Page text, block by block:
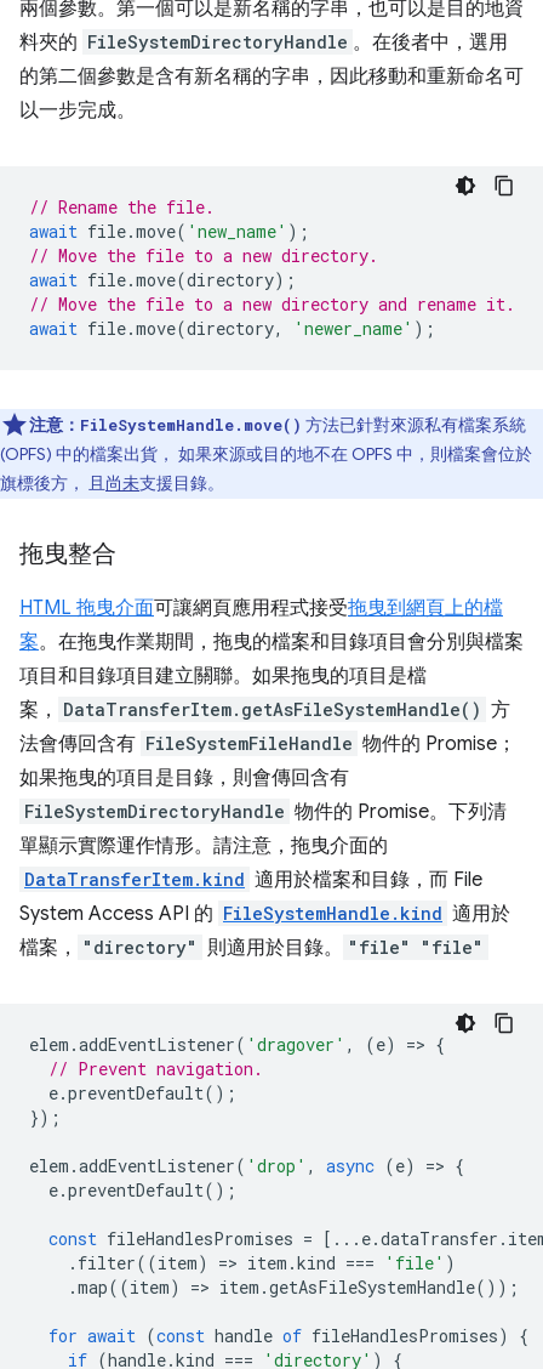
兩個參數。第一個可以是新名稱的字串，也可以是目的地資
料夾的 FileSystemDirectoryHandle 。在後者中，選用
的第二個參數是含有新名稱的字串，因此移動和重新命名可
以一步完成。
// Rename the file.
await file.move( 'new_name' );
// Move the file to a new directory.
await file.move(directory);
// Move the file to a new directory and rename it.
await file.move(directory, 'newer_name' );
注意： FileSystemHandle.move() 方法已針對來源私有檔案系統
(OPFS) 中的檔案出貨， 如果來源或目的地不在 OPFS 中，則檔案會位於
旗標後方， 且 尚未支援目錄。
拖曳整合
HTML 拖曳介面可讓網頁應用程式接受拖曳到網頁上的檔
案。在拖曳作業期間，拖曳的檔案和目錄項目會分別與檔案
項目和目錄項目建立關聯。如果拖曳的項目是檔
案，
DataTransferItem.getAsFileSystemHandle() 方
法會傳回含有 FileSystemFileHandle 物件的 Promise；
如果拖曳的項目是目錄，則會傳回含有
FileSystemDirectoryHandle 物件的 Promise。下列清
單顯示實際運作情形。請注意，拖曳介面的
DataTransferItem.kind 適用於檔案和目錄，而 File
System Access API 的 FileSystemHandle.kind 適用於
檔案，
"directory" 則適用於目錄。 "file" "file"
elem .addEventListener( 'dragover' , (e) => {
// Prevent navigation.
e.preventDefault();
});
elem .addEventListener( 'drop' , async (e) => {
e.preventDefault();
const fileHandlesPromises = [... e.dataTransfer .
. filter((item) => item .kind === 'file' )
.map((item) => item .getAsFileSystemHandle());
for await (const handle of fileHandlesPromises)
{
if (handle.kind === 'directory' ) {